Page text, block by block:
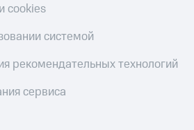
cookies
системой
рекомендательных технологий
сервиса